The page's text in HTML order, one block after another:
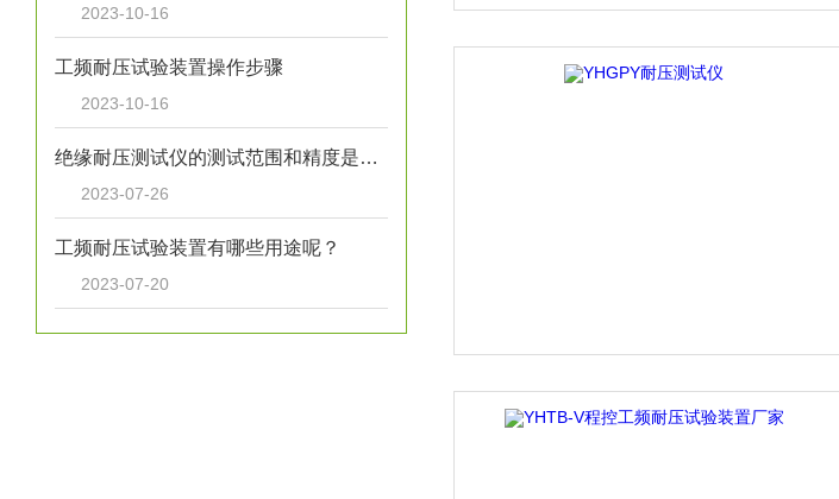
2023-10-16
工频耐压试验装置操作步骤
2023-10-16
绝缘耐压测试仪的测试范围和精度是多少？
2023-07-26
工频耐压试验装置有哪些用途呢？
2023-07-20